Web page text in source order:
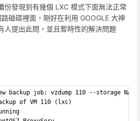
份發現到有幾個 LXC 模式下面無法正常
磁碟裡面，剛好在利用 GOOGLE 大神
人提出此問，並且暫時性的解決問題
backup job: vzdump 110 --storage NAS
of VM 110 (lxc)